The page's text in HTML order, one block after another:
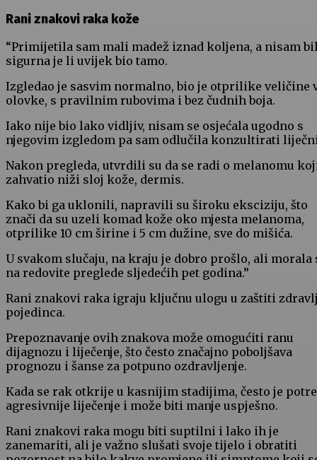
Rani znakovi raka kože
“Primijetila sam mali madež iznad koljena, a nisam
sigurna je li uvijek bio tamo.
Izgledao je sasvim normalno, bio je otprilike veličine
olovke, s pravilnim rubovima i bez čudnih boja.
Iako nije bio lako vidljiv, nisam se osjećala ugodno s
njegovim izgledom pa sam odlučila konzultirati
Nakon pregleda, utvrdili su da se radi o melanomu
zahvatio niži sloj kože, dermis.
Kako bi ga uklonili, napravili su široku eksciziju, što
znači da su uzeli komad kože oko mjesta melanoma,
otprilike 10 cm širine i 5 cm dužine, sve do mišića.
U svakom slučaju, na kraju je dobro prošlo, ali morala
na redovite preglede sljedećih pet godina.”
Rani znakovi raka igraju ključnu ulogu u zaštiti
pojedinca.
Prepoznavanje ovih znakova može omogućiti ranu
dijagnozu i liječenje, što često značajno poboljšava
prognozu i šanse za potpuno ozdravljenje.
Kada se rak otkrije u kasnijim stadijima, često je
agresivnije liječenje i može biti manje uspješno.
Rani znakovi raka mogu biti suptilni i lako ih je
zanemariti, ali je važno slušati svoje tijelo i obratiti